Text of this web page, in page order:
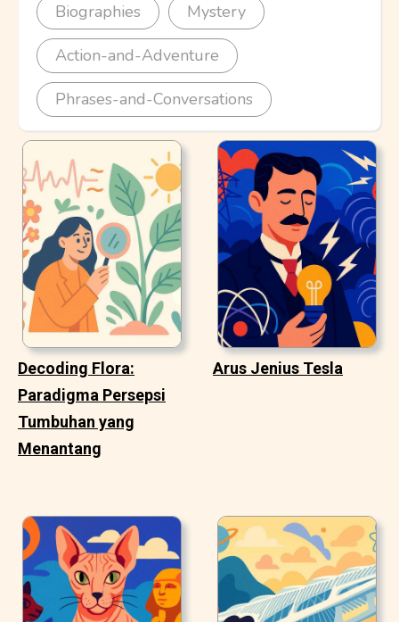
Biographies Mystery
Action-and-Adventure
Phrases-and-Conversations
Decoding Flora:
Paradigma Persepsi
Tumbuhan yang
Menantang
Arus Jenius Tesla